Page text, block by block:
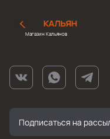
Магазин Кальянов